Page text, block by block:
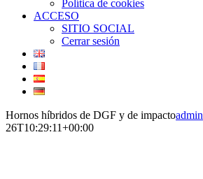
Política de cookies
ACCESO
SITIO SOCIAL
Cerrar sesión
Hornos híbridos de DGF y de impactoadmin
26T10:29:11+00:00